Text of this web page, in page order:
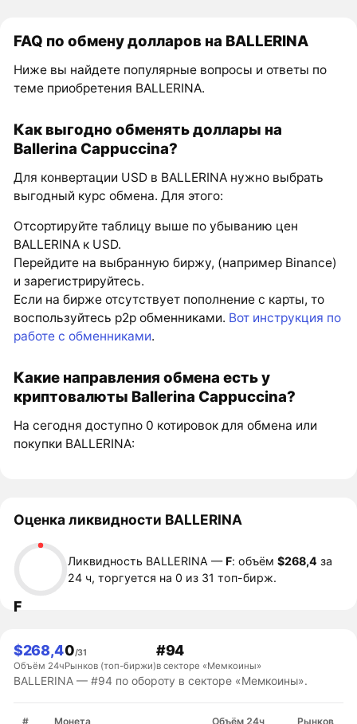
FAQ по обмену долларов на BALLERINA
Ниже вы найдете популярные вопросы и ответы по
теме приобретения BALLERINA.
Как выгодно обменять доллары на
Ballerina Cappuccina?
Для конвертации USD в BALLERINA нужно выбрать
выгодный курс обмена. Для этого:
Отсортируйте таблицу выше по убыванию цен
BALLERINA к USD.
Перейдите на выбранную биржу, (например Binance)
и зарегистрируйтесь.
Если на бирже отсутствует пополнение с карты, то
воспользуйтесь p2p обменниками. Вот инструкция по
работе с обменниками.
Какие направления обмена есть у
криптовалюты Ballerina Cappuccina?
На сегодня доступно 0 котировок для обмена или
покупки BALLERINA:
Оценка ликвидности BALLERINA
F
Ликвидность BALLERINA —F: объём$268,4 за
24 ч, торгуется на 0 из 31 топ-бирж.
$268,4
Объём 24ч
0/31
Рынков (топ-биржи)
#94
в секторе «Мемкоины»
BALLERINA — #94 по обороту в секторе «Мемкоины».
# Монета Объём 24ч Рынков